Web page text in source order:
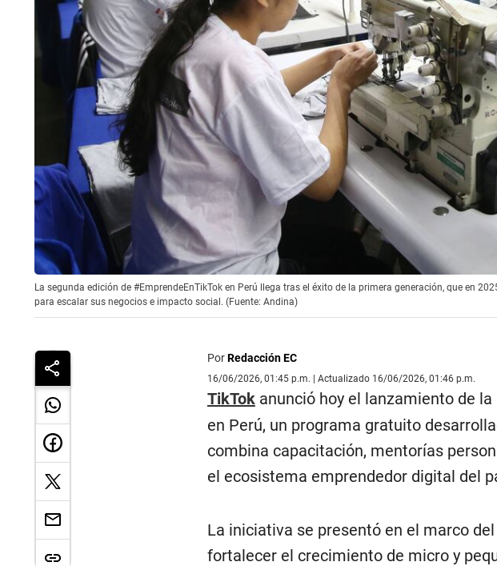
La segunda edición de #EmprendeEnTikTok en Perú llega tras el éxito de la primera generación, que en
para escalar sus negocios e impacto social. (Fuente: Andina)
PorRedacción EC
16/06/2026, 01:45 p.m. | Actualizado 16/06/2026, 01:46 p.m.
TikTokanunció hoy el lanzamiento de la
en Perú, un programa gratuito
combina capacitación, mentorías
el ecosistema emprendedor digital del
La iniciativa se presentó en el marco del
fortalecer el crecimiento de micro y